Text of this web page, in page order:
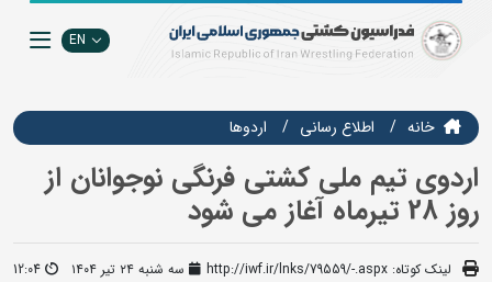
EN
خانه اطلاع رسانی اردوها
اردوی تیم ملی کشتی فرنگی نوجوانان از
روز 28 تیرماه آغاز می شود
لینک کوتاه: http://iwf.ir/lnks/79559/-.aspx سه شنبه ۲۴ تیر ۱۴۰۴ 12:04